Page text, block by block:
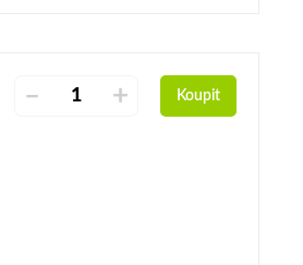
– + Koupit